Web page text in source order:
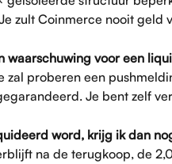
zult Coinmerce nooit geld
waarschuwing voor een
zal proberen een
Je bent zelf
word, krijg ik dan
na de terugkoop, de